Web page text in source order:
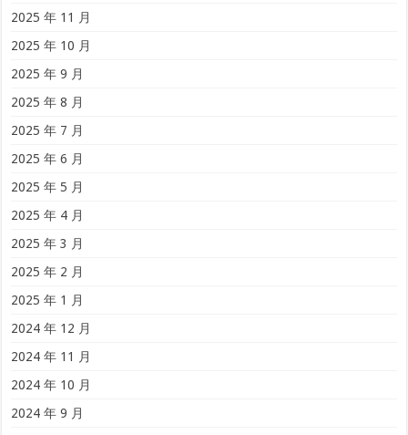
2025 年 11 月
2025 年 10 月
2025 年 9 月
2025 年 8 月
2025 年 7 月
2025 年 6 月
2025 年 5 月
2025 年 4 月
2025 年 3 月
2025 年 2 月
2025 年 1 月
2024 年 12 月
2024 年 11 月
2024 年 10 月
2024 年 9 月